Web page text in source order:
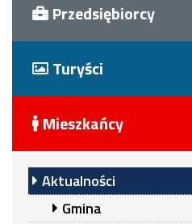
Przedsiębiorcy
Turyści
Mieszkańcy
Aktualności
Gmina